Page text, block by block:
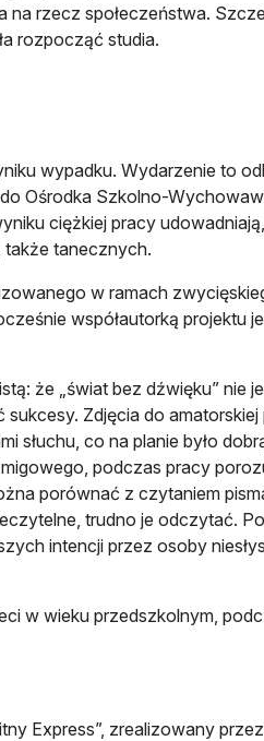
na rzecz społeczeństwa.
rozpocząć studia.
wypadku. Wydarzenie to
Ośrodka Szkolno-
ciężkiej pracy
także tanecznych.
w ramach
współautorką projektu
że „świat bez dźwięku” nie
Zdjęcia do
słuchu, co na planie było
podczas pracy
porównać z czytaniem
trudno je odczytać.
intencji przez osoby
w wieku przedszkolnym,
Express”, zrealizowany przez